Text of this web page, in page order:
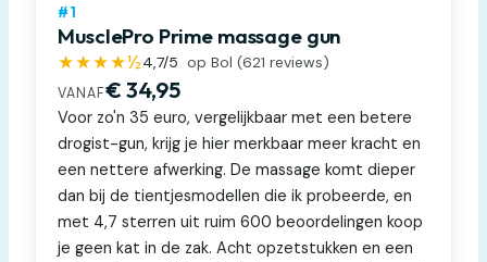
#1
MusclePro Prime massage gun
★★★★½4,7/5 op Bol (621 reviews)
VANAF€ 34,95
Voor zo'n 35 euro, vergelijkbaar met een betere
drogist-gun, krijg je hier merkbaar meer kracht en
een nettere afwerking. De massage komt dieper
dan bij de tientjesmodellen die ik probeerde, en
met 4,7 sterren uit ruim 600 beoordelingen koop
je geen kat in de zak. Acht opzetstukken en een